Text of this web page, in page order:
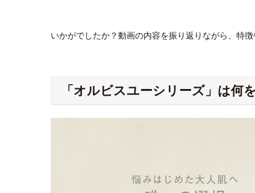
いかがでしたか？動画の内容を振り返りながら、特
「オルビスユーシリーズ」は何